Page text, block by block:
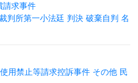
求事件
判所第一小法廷 判決 破棄自判 名
用禁止等請求控訴事件 その他 民